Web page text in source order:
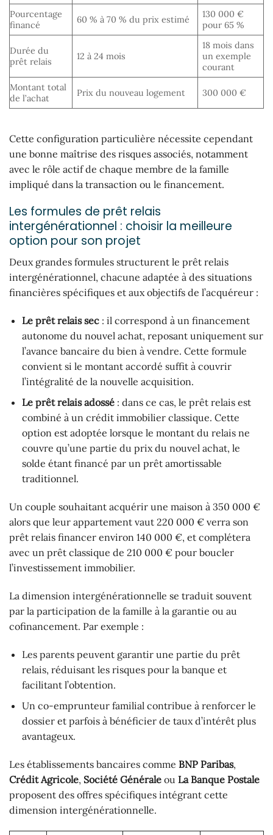
Pourcentage
financé
60 % à 70 % du prix estimé
130 000 €
pour 65 %
Durée du
prêt relais
12 à 24 mois
18 mois dans
un exemple
courant
Montant total
de l’achat
Prix du nouveau logement 300 000 €
Cette configuration particulière nécessite cependant
une bonne maîtrise des risques associés, notamment
avec le rôle actif de chaque membre de la famille
impliqué dans la transaction ou le financement.
Les formules de prêt relais
intergénérationnel : choisir la meilleure
option pour son projet
Deux grandes formules structurent le prêt relais
intergénérationnel, chacune adaptée à des situations
financières spécifiques et aux objectifs de l’acquéreur :
Le prêt relais sec: il correspond à un financement
autonome du nouvel achat, reposant uniquement sur
l’avance bancaire du bien à vendre. Cette formule
convient si le montant accordé suffit à couvrir
l’intégralité de la nouvelle acquisition.
Le prêt relais adossé: dans ce cas, le prêt relais est
combiné à un crédit immobilier classique. Cette
option est adoptée lorsque le montant du relais ne
couvre qu’une partie du prix du nouvel achat, le
solde étant financé par un prêt amortissable
traditionnel.
Un couple souhaitant acquérir une maison à 350 000 €
alors que leur appartement vaut 220 000 € verra son
prêt relais financer environ 140 000 €, et complétera
avec un prêt classique de 210 000 € pour boucler
l’investissement immobilier.
La dimension intergénérationnelle se traduit souvent
par la participation de la famille à la garantie ou au
cofinancement. Par exemple :
Les parents peuvent garantir une partie du prêt
relais, réduisant les risques pour la banque et
facilitant l’obtention.
Un co-emprunteur familial contribue à renforcer le
dossier et parfois à bénéficier de taux d’intérêt plus
avantageux.
Les établissements bancaires comme BNP Paribas,
Crédit Agricole, Société Générale ou La Banque Postale
proposent des offres spécifiques intégrant cette
dimension intergénérationnelle.